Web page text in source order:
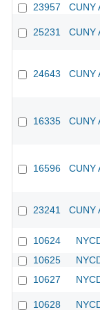
23957
CUNY
25231 CUNY
24643 CUNY
16335 CUNY
16596 CUNY
23241 CUNY
10624
10625
10627
10628